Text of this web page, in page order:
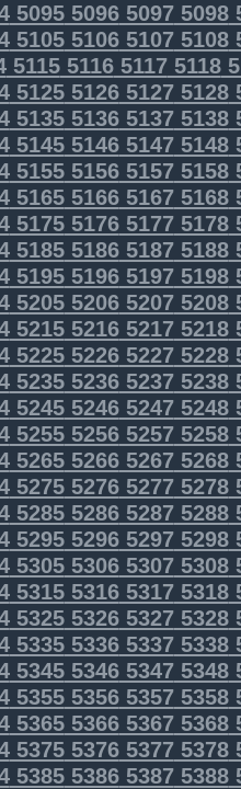
5095509650975098
5105510651075108
5115511651175118
5125512651275128
5135513651375138
5145514651475148
5155515651575158
5165516651675168
5175517651775178
5185518651875188
5195519651975198
5205520652075208
5215521652175218
5225522652275228
5235523652375238
5245524652475248
5255525652575258
5265526652675268
5275527652775278
5285528652875288
5295529652975298
5305530653075308
5315531653175318
5325532653275328
5335533653375338
5345534653475348
5355535653575358
5365536653675368
5375537653775378
5385538653875388